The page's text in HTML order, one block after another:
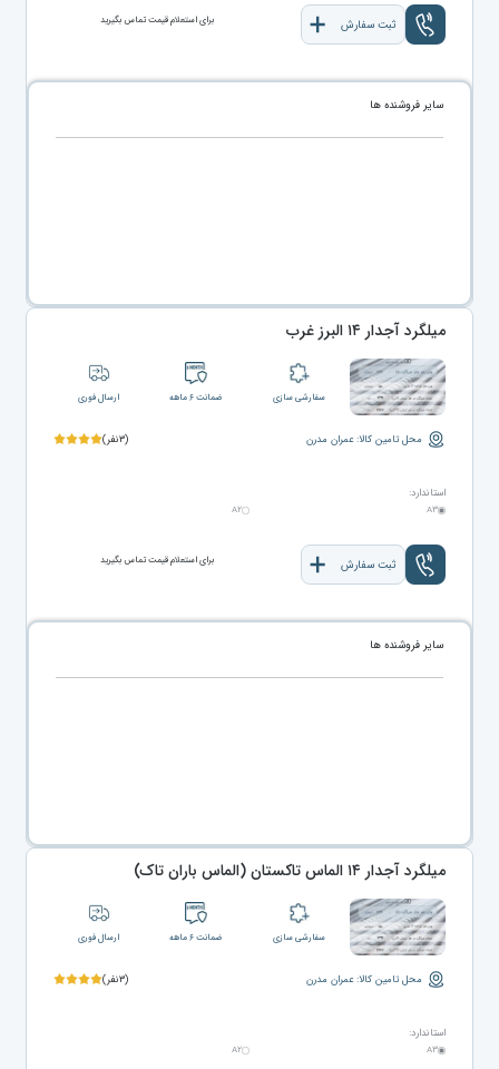
ثبت سفارش برای استعلام قیمت تماس بگیرید
سایر فروشنده ها
میلگرد آجدار ۱۴ البرز غرب
سفارشی سازی ضمانت ۶ ماهه ارسال فوری
محل تامین کالا: عمران مدرن (۳نفر)
استاندارد:
A۳ A۲
ثبت سفارش برای استعلام قیمت تماس بگیرید
سایر فروشنده ها
میلگرد آجدار ۱۴ الماس تاکستان (الماس باران تاک)
سفارشی سازی ضمانت ۶ ماهه ارسال فوری
محل تامین کالا: عمران مدرن (۳نفر)
استاندارد:
A۳ A۲